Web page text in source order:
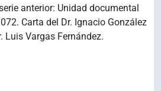
anterior: Unidad documental
Carta del Dr. Ignacio González
Luis Vargas Fernández.